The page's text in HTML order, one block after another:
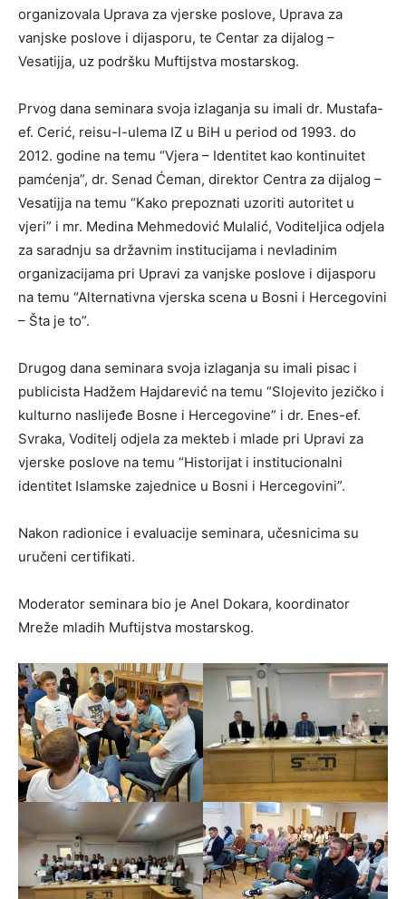
organizovala Uprava za vjerske poslove, Uprava za
vanjske poslove i dijasporu, te Centar za dijalog –
Vesatijja, uz podršku Muftijstva mostarskog.
Prvog dana seminara svoja izlaganja su imali dr. Mustafa-
ef. Cerić, reisu-l-ulema IZ u BiH u period od 1993. do
2012. godine na temu “Vjera – Identitet kao kontinuitet
pamćenja”, dr. Senad Ćeman, direktor Centra za dijalog –
Vesatijja na temu “Kako prepoznati uzoriti autoritet u
vjeri” i mr. Medina Mehmedović Mulalić, Voditeljica odjela
za saradnju sa državnim institucijama i nevladinim
organizacijama pri Upravi za vanjske poslove i dijasporu
na temu “Alternativna vjerska scena u Bosni i Hercegovini
– Šta je to”.
Drugog dana seminara svoja izlaganja su imali pisac i
publicista Hadžem Hajdarević na temu “Slojevito jezičko i
kulturno naslijeđe Bosne i Hercegovine” i dr. Enes-ef.
Svraka, Voditelj odjela za mekteb i mlade pri Upravi za
vjerske poslove na temu “Historijat i institucionalni
identitet Islamske zajednice u Bosni i Hercegovini”.
Nakon radionice i evaluacije seminara, učesnicima su
uručeni certifikati.
Moderator seminara bio je Anel Dokara, koordinator
Mreže mladih Muftijstva mostarskog.